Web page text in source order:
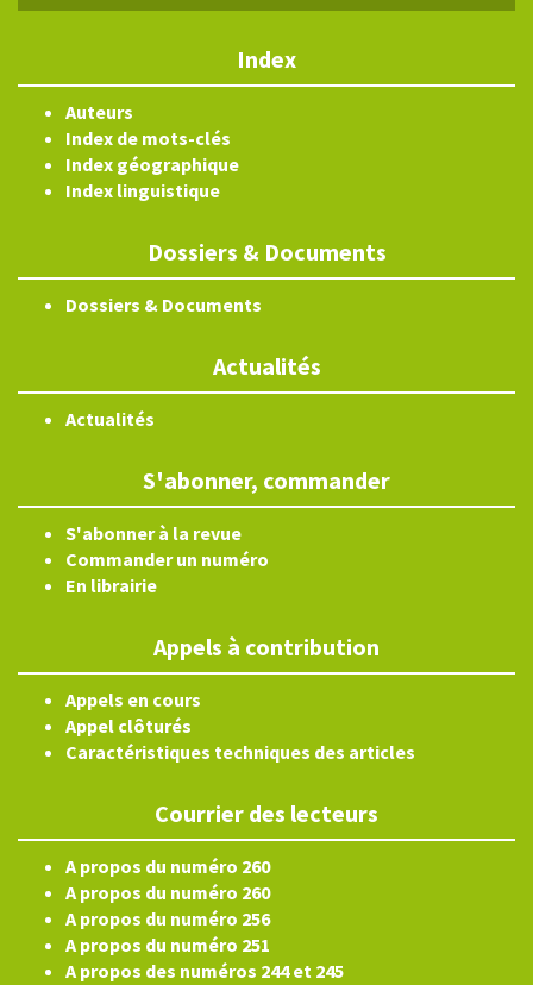
Index
Auteurs
Index de mots-clés
Index géographique
Index linguistique
Dossiers & Documents
Dossiers & Documents
Actualités
Actualités
S'abonner, commander
S'abonner à la revue
Commander un numéro
En librairie
Appels à contribution
Appels en cours
Appel clôturés
Caractéristiques techniques des articles
Courrier des lecteurs
A propos du numéro 260
A propos du numéro 260
A propos du numéro 256
A propos du numéro 251
A propos des numéros 244 et 245